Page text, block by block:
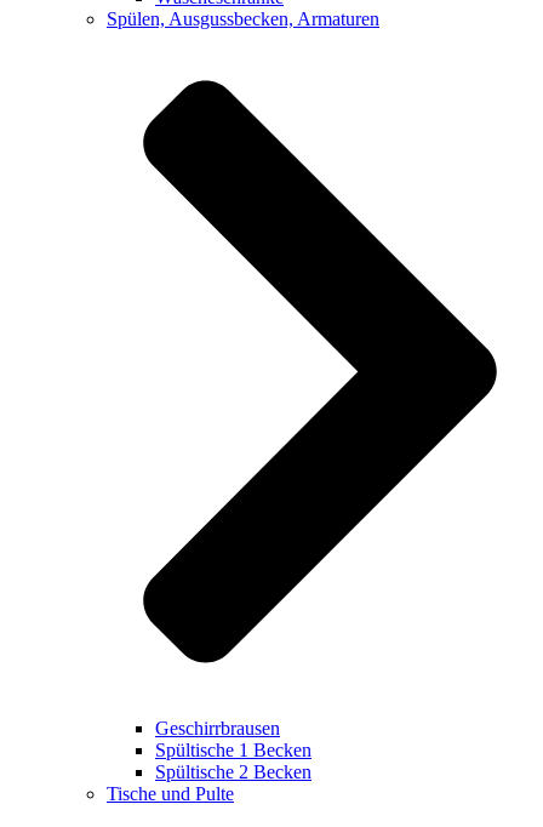
Spülen, Ausgussbecken, Armaturen
Geschirrbrausen
Spültische 1 Becken
Spültische 2 Becken
Tische und Pulte